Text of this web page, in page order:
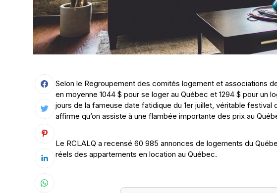
Selon le Regroupement des comités logement et associations
en moyenne 1044 $ pour se loger au Québec et 1294 $ pour un
jours de la fameuse date fatidique du 1er juillet, véritable festival
affirme qu’on assiste à une flambée importante des prix au
Le RCLALQ a recensé 60 985 annonces de logements du
réels des appartements en location au Québec.